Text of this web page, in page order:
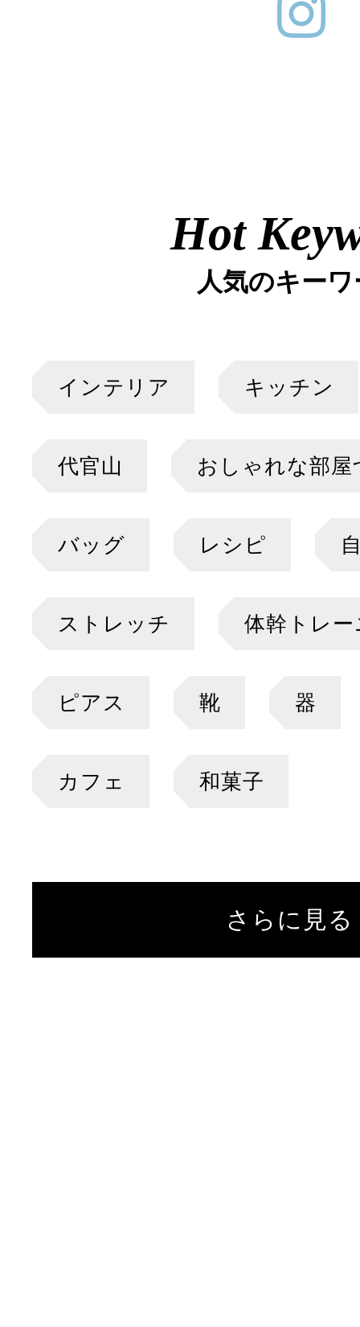
Hot
人気のキー
インテリア キッチン
代官山 おしゃれな部屋
バッグ レシピ
ストレッチ 体幹トレ
ピアス 靴 器
カフェ 和菓子
さらに見る